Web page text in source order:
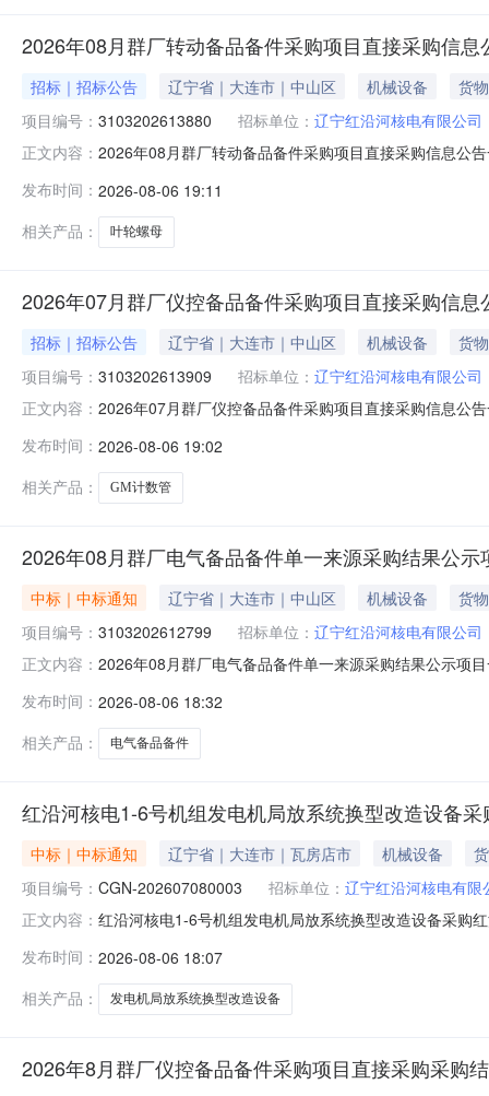
2026年08月群厂转动备品备件采购项目直接采购信息
招标｜招标公告 辽宁省｜大连市｜中山区 机械设备
货物
项目编号： 3103202613880 招标单位： 辽宁红沿河核电有限公司
正文内容： 2026年08月群厂转动备品备件采购项目直接采购信息公
购内容：叶轮螺母[M16]等一批备件计划交付时间：计划
发布时间： 2026-08-06 19:11
相关产品：
叶轮螺母
2026年07月群厂仪控备品备件采购项目直接采购信息
招标｜招标公告 辽宁省｜大连市｜中山区 机械设备
货物
项目编号： 3103202613909 招标单位： 辽宁红沿河核电有限公司
正文内容： 2026年07月群厂仪控备品备件采购项目直接采购信息公
购内容：GM计数管等一批备件计划交付时间：计划交付
发布时间： 2026-08-06 19:02
相关产品：
GM计数管
2026年08月群厂电气备品备件单一来源采购结果公示
中标｜中标通知 辽宁省｜大连市｜中山区 机械设备
货物
项目编号： 3103202612799 招标单位： 辽宁红沿河核电有限公司
正文内容： 2026年08月群厂电气备品备件单一来源采购结果公示项
件采购方式：直接采购采用直接采购原因：需向原供应
备股
发布时间： 2026-08-06 18:32
相关产品：
电气备品备件
红沿河核电1-6号机组发电机局放系统换型改造设备采
中标｜中标通知 辽宁省｜大连市｜瓦房店市 机械设备
项目编号： CGN-202607080003 招标单位： 辽宁红沿河核电有限
正文内容： 红沿河核电1-6号机组发电机局放系统换型改造设备采购
的中标候选人，现公示如下：一、评标情况1、中标候选
发布时间： 2026-08-06 18:07
相关产品：
发电机局放系统换型改造设备
2026年8月群厂仪控备品备件采购项目直接采购采购